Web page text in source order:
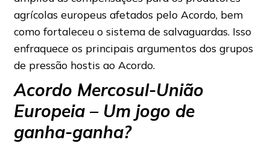
agrícolas europeus afetados pelo Acordo, bem
como fortaleceu o sistema de salvaguardas. Isso
enfraquece os principais argumentos dos grupos
de pressão hostis ao Acordo.
Acordo Mercosul-União
Europeia – Um jogo de
ganha-ganha?